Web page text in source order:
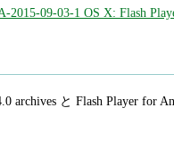
2015-09-03-1 OS X: Flash
archives と Flash Player for